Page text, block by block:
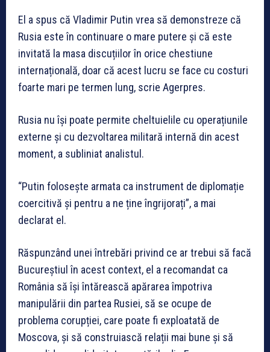
El a spus că Vladimir Putin vrea să demonstreze că
Rusia este în continuare o mare putere și că este
invitată la masa discuțiilor în orice chestiune
internațională, doar că acest lucru se face cu costuri
foarte mari pe termen lung, scrie Agerpres.
Rusia nu își poate permite cheltuielile cu operațiunile
externe și cu dezvoltarea militară internă din acest
moment, a subliniat analistul.
“Putin folosește armata ca instrument de diplomație
coercitivă și pentru a ne ține îngrijorați”, a mai
declarat el.
Răspunzând unei întrebări privind ce ar trebui să facă
Bucureștiul în acest context, el a recomandat ca
România să își întărească apărarea împotriva
manipulării din partea Rusiei, să se ocupe de
problema corupției, care poate fi exploatată de
Moscova, și să construiască relații mai bune și să